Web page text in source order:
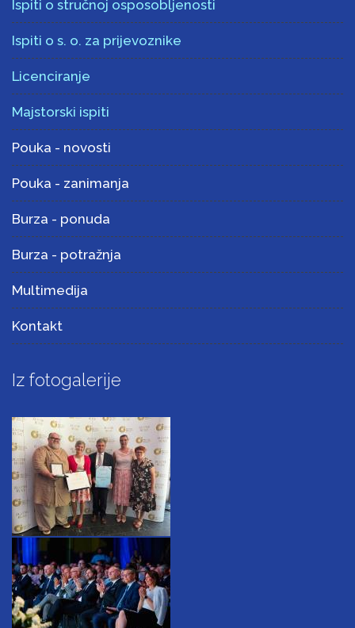
Ispiti o stručnoj osposobljenosti
Ispiti o s. o. za prijevoznike
Licenciranje
Majstorski ispiti
Pouka - novosti
Pouka - zanimanja
Burza - ponuda
Burza - potražnja
Multimedija
Kontakt
Iz fotogalerije